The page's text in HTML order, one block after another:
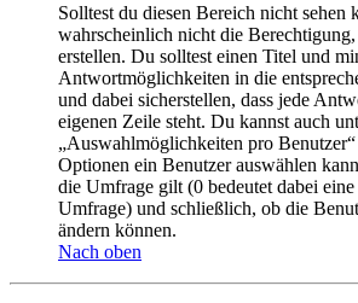
Solltest du diesen Bereich nicht sehen
wahrscheinlich nicht die
erstellen. Du solltest einen Titel und
Antwortmöglichkeiten in die
und dabei sicherstellen, dass jede
eigenen Zeile steht. Du kannst auch
„Auswahlmöglichkeiten pro
Optionen ein Benutzer auswählen
die Umfrage gilt (0 bedeutet dabei
Umfrage) und schließlich, ob die
ändern können.
Nach oben